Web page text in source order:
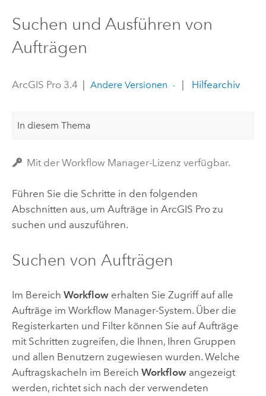
Suchen und Ausführen von
Aufträgen
ArcGIS Pro 3.4 Andere Versionen Hilfearchiv
In diesem Thema
Mit der Workflow Manager-Lizenz verfügbar.
Führen Sie die Schritte in den folgenden
Abschnitten aus, um Aufträge in ArcGIS Prozu
suchen und auszuführen.
Suchen von Aufträgen
Im Bereich Workflowerhalten Sie Zugriff auf alle
Aufträge im Workflow Manager-System. Über die
Registerkarten und Filter können Sie auf Aufträge
mit Schritten zugreifen, die Ihnen, Ihren Gruppen
und allen Benutzern zugewiesen wurden. Welche
Auftragskacheln im Bereich Workflowangezeigt
werden, richtet sich nach der verwendeten